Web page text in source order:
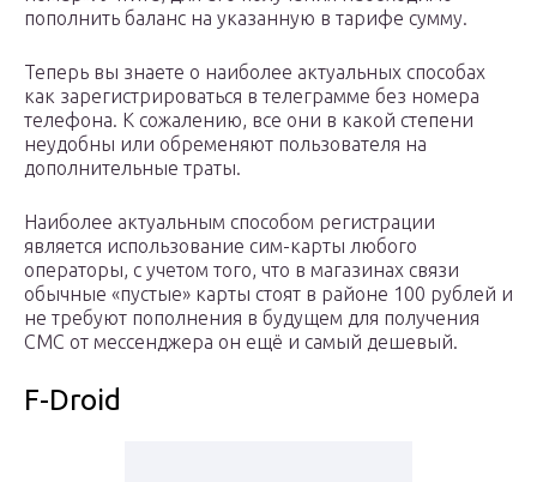
пополнить баланс на указанную в тарифе сумму.
Теперь вы знаете о наиболее актуальных способах
как зарегистрироваться в телеграмме без номера
телефона. К сожалению, все они в какой степени
неудобны или обременяют пользователя на
дополнительные траты.
Наиболее актуальным способом регистрации
является использование сим-карты любого
операторы, с учетом того, что в магазинах связи
обычные «пустые» карты стоят в районе 100 рублей и
не требуют пополнения в будущем для получения
СМС от мессенджера он ещё и самый дешевый.
F-Droid